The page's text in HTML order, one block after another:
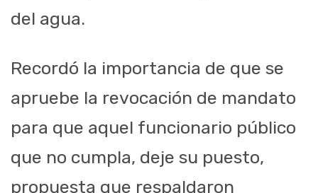
del agua.
Recordó la importancia de que se
apruebe la revocación de mandato
para que aquel funcionario público
que no cumpla, deje su puesto,
propuesta que respaldaron